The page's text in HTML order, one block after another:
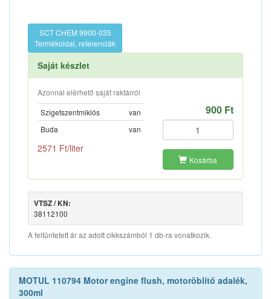
SCT CHEM 9900-035
Termékoldal, referenciák
Saját készlet
Azonnal elérhető saját raktárról
Szigetszentmiklós
van
Buda
van
2571 Ft/liter
900 Ft
Kosárba
VTSZ / KN:
38112100
A feltüntetett ár az adott cikkszámból 1 db-ra vonatkozik.
MOTUL 110794 Motor engine flush, motoröblítő adalék,
300ml